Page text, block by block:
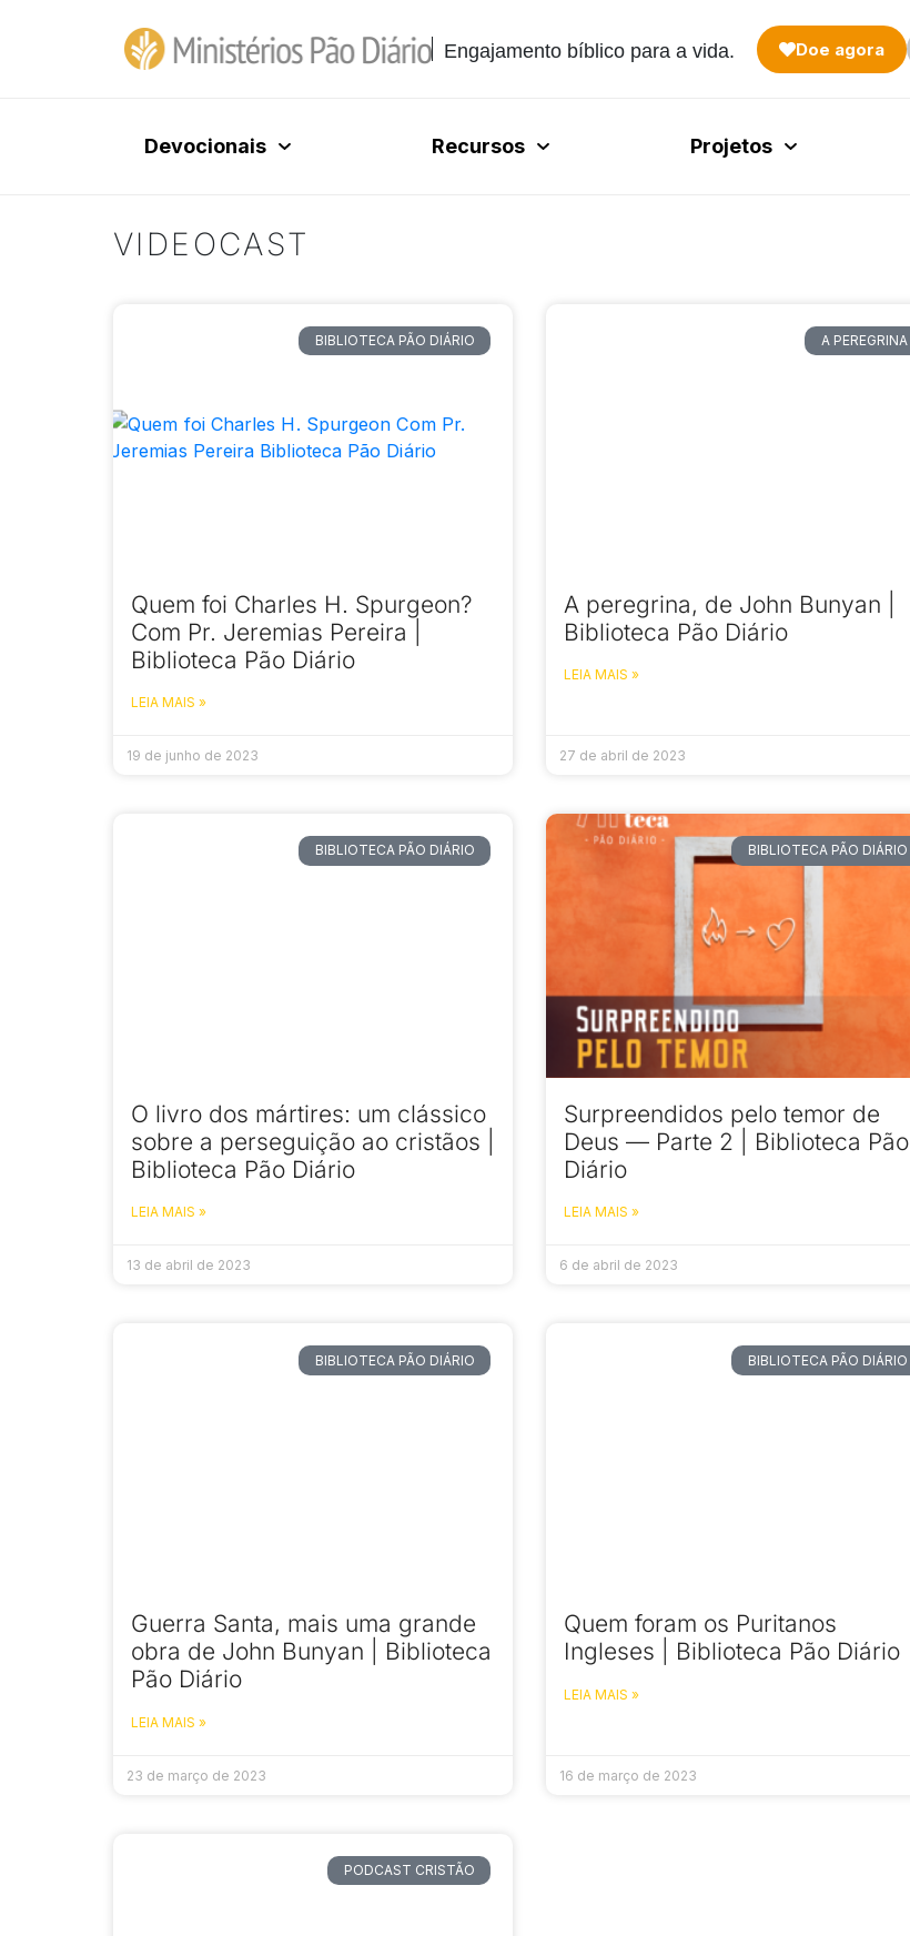
Engajamento bíblico para a vida. Doe agora
Devocionais Recursos Projetos
VIDEOCAST
BIBLIOTECA PÃO DIÁRIO
Quem foi Charles H. Spurgeon?
Com Pr. Jeremias Pereira |
Biblioteca Pão Diário
LEIA MAIS »
19 de junho de 2023
A PEREGRINA
A peregrina, de John Bunyan |
Biblioteca Pão Diário
LEIA MAIS »
27 de abril de 2023
BIBLIOTECA PÃO DIÁRIO
O livro dos mártires: um clássico
sobre a perseguição ao cristãos |
Biblioteca Pão Diário
LEIA MAIS »
13 de abril de 2023
BIBLIOTECA PÃO DIÁRIO
Surpreendidos pelo temor de
Deus — Parte 2 | Biblioteca Pão
Diário
LEIA MAIS »
6 de abril de 2023
BIBLIOTECA PÃO DIÁRIO
Guerra Santa, mais uma grande
obra de John Bunyan | Biblioteca
Pão Diário
LEIA MAIS »
23 de março de 2023
BIBLIOTECA PÃO DIÁRIO
Quem foram os Puritanos
Ingleses | Biblioteca Pão Diário
LEIA MAIS »
16 de março de 2023
PODCAST CRISTÃO